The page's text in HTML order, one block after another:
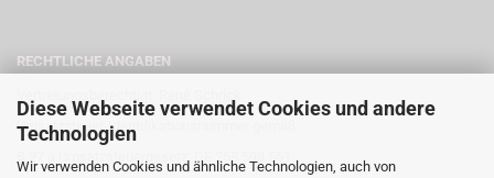
Diese Webseite verwendet Cookies und andere
Technologien
Wir verwenden Cookies und ähnliche Technologien, auch von
RECHTLICHE ANGABEN
Umsatzsteuer-Identifikationsnummer gemäß
§ 27 a Umsatzsteuergesetz: DE 258 598 551